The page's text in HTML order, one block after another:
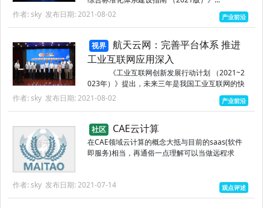
作者: sky 发布日期: 2021-08-02 产业前沿
视界
航天云网：完善平台体系 推进
工业互联网应用深入
《工业互联网创新发展行动计划 （2021~2
023年）》提出，未来三年是我国工业互联网的快
速成长期。这意味...
作者: sky 发布日期: 2021-08-02 产业前沿
社区 CAE云计算
在CAE领域云计算的概念大抵与目前的saas(软件
即服务)相当，再通俗一点理解可以当做远程求
行CAE分析...
作者: sky 发布日期: 2021-07-14 观点评述